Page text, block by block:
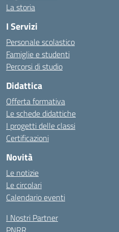
La storia
I Servizi
Personale scolastico
Famiglie e studenti
Percorsi di studio
Didattica
Offerta formativa
Le schede didattiche
I progetti delle classi
Certificazioni
Novità
Le notizie
Le circolari
Calendario eventi
I Nostri Partner